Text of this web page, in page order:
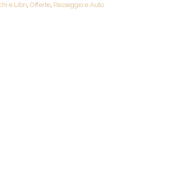
e Libri Offerte, Passeggio e Auto